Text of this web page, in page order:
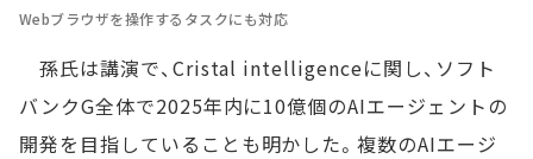
Webブラウザを操作するタスクにも対応
孫氏は講演で、Cristal intelligenceに関し、ソフト
バンクG全体で2025年内に10億個のAIエージェントの
開発を目指していることも明かした。複数のAIエージ